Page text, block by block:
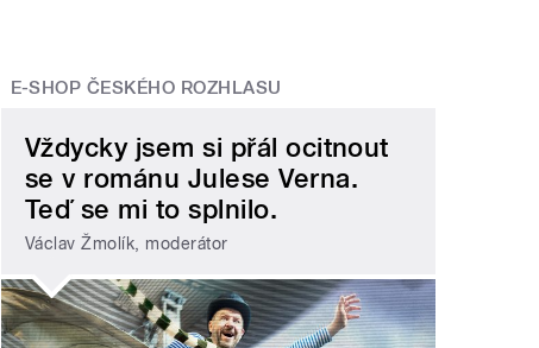
E-SHOP ČESKÉHO ROZHLASU
Vždycky jsem si přál ocitnout
se v románu Julese Verna.
Teď se mi to splnilo.
Václav Žmolík, moderátor